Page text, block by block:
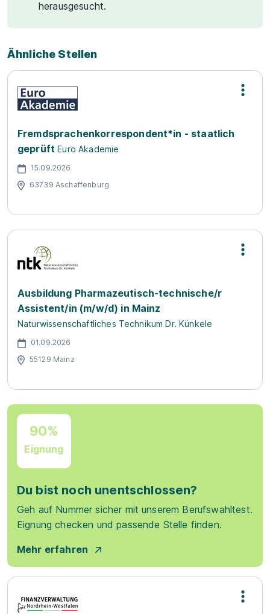
herausgesucht.
Ähnliche Stellen
Fremdsprachenkorrespondent*in - staatlich
geprüft Euro Akademie
15.09.2026
63739 Aschaffenburg
Ausbildung Pharmazeutisch-technische/r
Assistent/in (m/w/d) in Mainz
Naturwissenschaftliches Technikum Dr. Künkele
01.09.2026
55129 Mainz
90%
Eignung
Du bist noch unentschlossen?
Geh auf Nummer sicher mit unserem Berufswahltest.
Eignung checken und passende Stelle finden.
Mehr erfahren